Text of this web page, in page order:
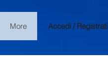
More Accedi / Registrati